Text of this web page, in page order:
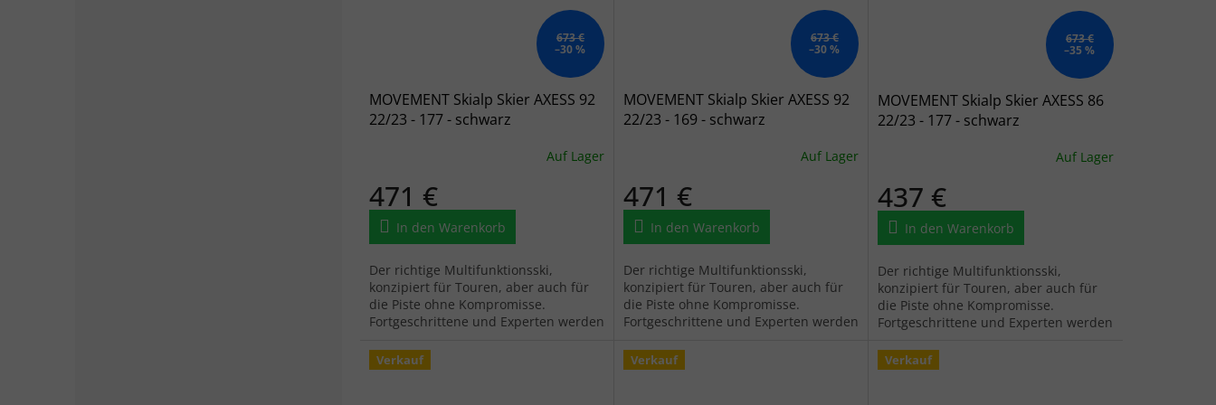
673 €
–30 %
MOVEMENT Skialp Skier AXESS 92
22/23 - 177 - schwarz
Auf Lager
471 €
In den Warenkorb
Der richtige Multifunktionsski,
konzipiert für Touren, aber auch für
die Piste ohne Kompromisse.
Fortgeschrittene und Experten werden
673 €
–30 %
MOVEMENT Skialp Skier AXESS 92
22/23 - 169 - schwarz
Auf Lager
471 €
In den Warenkorb
Der richtige Multifunktionsski,
konzipiert für Touren, aber auch für
die Piste ohne Kompromisse.
Fortgeschrittene und Experten werden
673 €
–35 %
MOVEMENT Skialp Skier AXESS 86
22/23 - 177 - schwarz
Auf Lager
437 €
In den Warenkorb
Der richtige Multifunktionsski,
konzipiert für Touren, aber auch für
die Piste ohne Kompromisse.
Fortgeschrittene und Experten werden
Verkauf Verkauf Verkauf